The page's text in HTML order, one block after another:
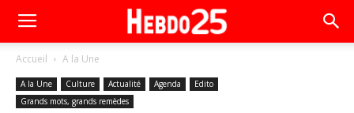
Accueil A la Une
A la Une Culture Actualité Agenda
Edito
Grands mots, grands remèdes